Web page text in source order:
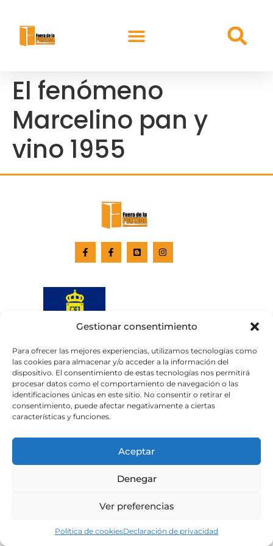
Gestionar consentimiento
Para ofrecer las mejores experiencias, utilizamos tecnologías como
las cookies para almacenar y/o acceder a la información del
dispositivo. El consentimiento de estas tecnologías nos permitirá
procesar datos como el comportamiento de navegación o las
identificaciones únicas en este sitio. No consentir o retirar el
consentimiento, puede afectar negativamente a ciertas
características y funciones.
Aceptar
Denegar
Ver preferencias
Política de cookiesDeclaración de privacidad
El fenómeno
Marcelino pan y
vino 1955
Web subvencionada por el
Cabildo de Gran Canaria
Aviso legalPolítica de privacidad